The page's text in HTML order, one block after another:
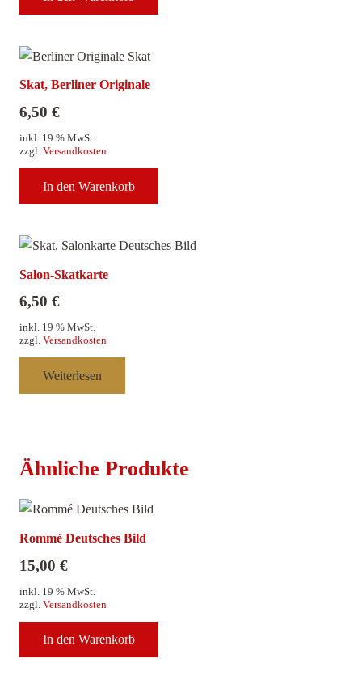
Skat, Berliner Originale
6,50 €
inkl. 19 % MwSt.
zzgl. Versandkosten
In den Warenkorb
Salon-Skatkarte
6,50 €
inkl. 19 % MwSt.
zzgl. Versandkosten
Weiterlesen
Ähnliche Produkte
Rommé Deutsches Bild
15,00 €
inkl. 19 % MwSt.
zzgl. Versandkosten
In den Warenkorb